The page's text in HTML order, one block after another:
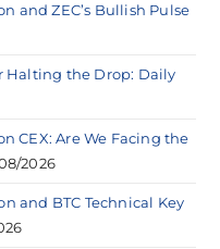
and ZEC’s Bullish Pulse
Halting the Drop: Daily
CEX: Are We Facing the
2026
and BTC Technical Key